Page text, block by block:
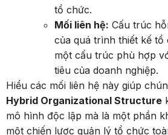
tổ chức.
Mối liên hệ: Cấu trúc
của quá trình thiết kế
một cấu trúc phù hợp
tiêu của doanh nghiệp.
Hiểu các mối liên hệ này giúp
Hybrid Organizational Structure
mô hình độc lập mà là một phần
một chiến lược quản lý tổ chức